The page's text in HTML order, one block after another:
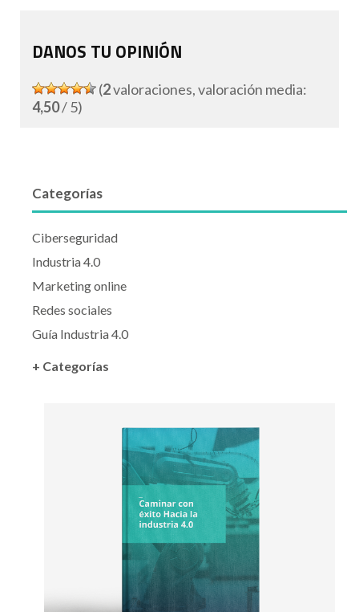
DANOS TU OPINIÓN
(2valoraciones, valoración media:
4,50/ 5)
Categorías
Ciberseguridad
Industria 4.0
Marketing online
Redes sociales
Guía Industria 4.0
+ Categorías